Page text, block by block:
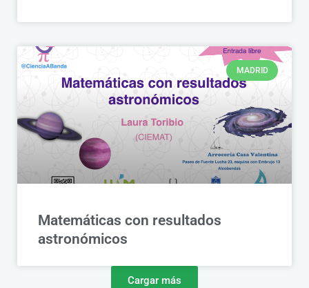
MADRID
Matemáticas con resultados
astronómicos
Cargar más